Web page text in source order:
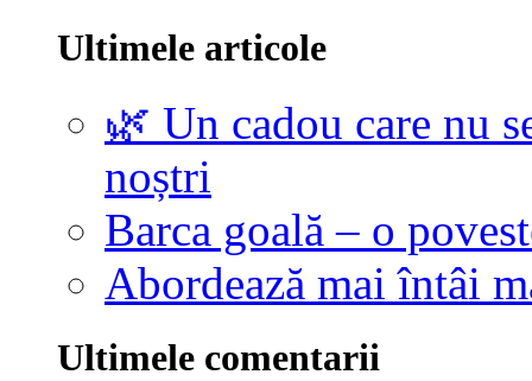
Ultimele articole
🌿 Un cadou care nu
noștri
Barca goală – o
Abordează mai întâi
Ultimele comentarii